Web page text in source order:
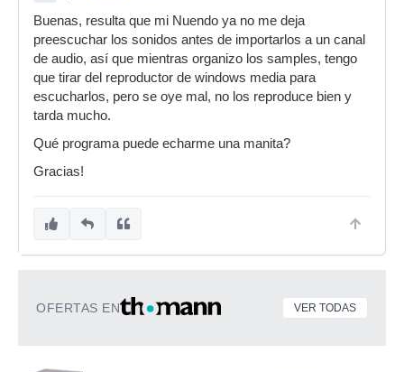
Buenas, resulta que mi Nuendo ya no me deja
preescuchar los sonidos antes de importarlos a un canal
de audio, así que mientras organizo los samples, tengo
que tirar del reproductor de windows media para
escucharlos, pero se oye mal, no los reproduce bien y
tarda mucho.
Qué programa puede echarme una manita?
Gracias!
OFERTAS EN VER TODAS